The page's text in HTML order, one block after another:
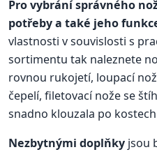
Pro vybrání správného
potřeby a také jeho
vlastnosti v souvislosti s
sortimentu tak naleznete
rovnou rukojetí, loupací
čepelí, filetovací nože se
snadno klouzala po
Nezbytnými doplňky jsou